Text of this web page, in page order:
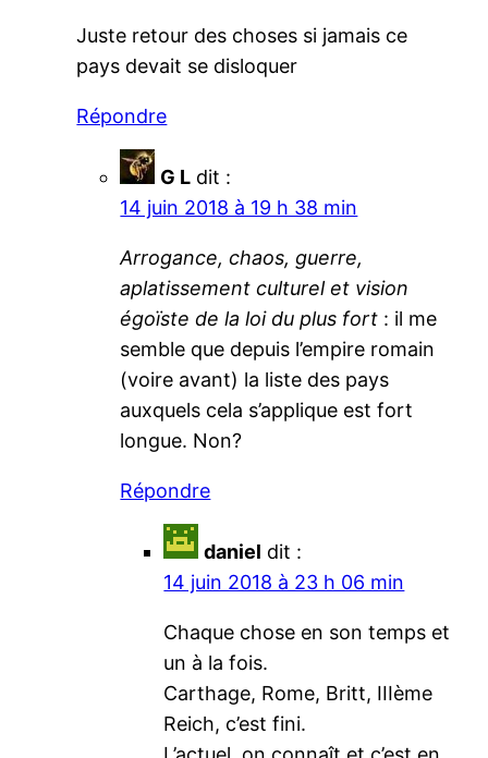
Juste retour des choses si jamais ce
pays devait se disloquer
Répondre
G L dit :
14 juin 2018 à 19 h 38 min
Arrogance, chaos, guerre,
aplatissement culturel et vision
égoïste de la loi du plus fort : il me
semble que depuis l’empire romain
(voire avant) la liste des pays
auxquels cela s’applique est fort
longue. Non?
Répondre
daniel dit :
14 juin 2018 à 23 h 06 min
Chaque chose en son temps et
un à la fois.
Carthage, Rome, Britt, IIIème
Reich, c’est fini.